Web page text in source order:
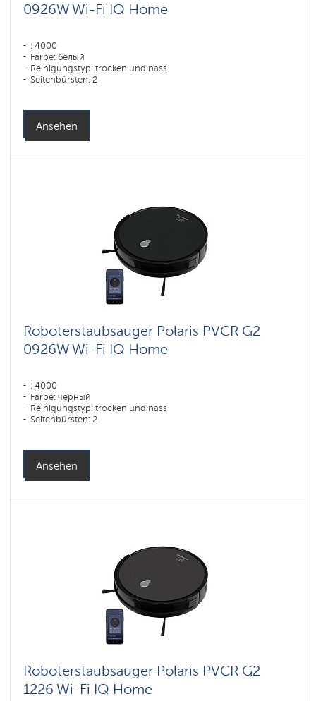
0926W Wi-Fi IQ Home
: 4000
Farbe: белый
Reinigungstyp: trocken und nass
Seitenbürsten: 2
Ansehen
Roboterstaubsauger Polaris PVCR G2
0926W Wi-Fi IQ Home
: 4000
Farbe: черный
Reinigungstyp: trocken und nass
Seitenbürsten: 2
Ansehen
Roboterstaubsauger Polaris PVCR G2
1226 Wi-Fi IQ Home